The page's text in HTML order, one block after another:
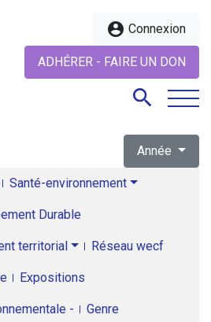
account_circle Connexion
ADHÉRER - FAIRE UN DON
search
Année
Santé-environnement
Durable
territorial Réseau wecf
Expositions
- Genre